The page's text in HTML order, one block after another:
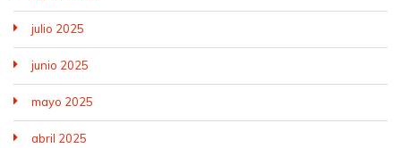
julio 2025
junio 2025
mayo 2025
abril 2025